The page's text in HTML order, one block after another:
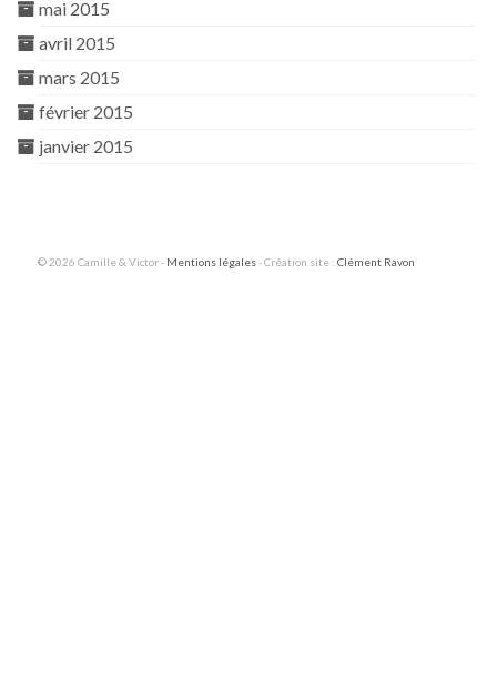
mai 2015
avril 2015
mars 2015
février 2015
janvier 2015
© 2026 Camille & Victor - Mentions légales- Création site : Clément Ravon